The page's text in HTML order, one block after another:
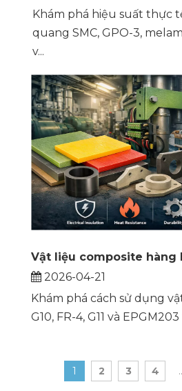
Khám phá hiệu suất thực
quang SMC, GPO-3,
v...
2026-04-21
Khám phá cách sử dụng
G10, FR-4, G11 và
1 2 3 4